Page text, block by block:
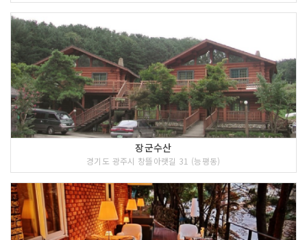
장군수산
경기도 광주시 창뜰아랫길 31 (능평동)